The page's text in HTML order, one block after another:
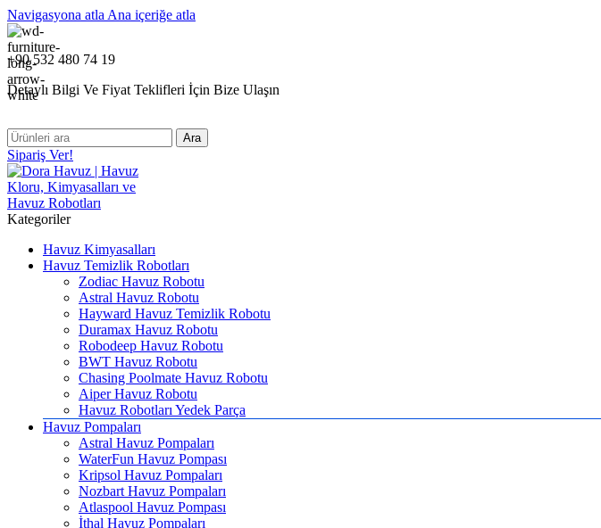
Navigasyona atla Ana içeriğe atla
+90 532 480 74 19
Detaylı Bilgi Ve Fiyat Teklifleri İçin Bize Ulaşın
Ara
Sipariş Ver!
Kategoriler
Havuz Kimyasalları
Havuz Temizlik Robotları
Zodiac Havuz Robotu
Astral Havuz Robotu
Hayward Havuz Temizlik Robotu
Duramax Havuz Robotu
Robodeep Havuz Robotu
BWT Havuz Robotu
Chasing Poolmate Havuz Robotu
Aiper Havuz Robotu
Havuz Robotları Yedek Parça
Havuz Pompaları
Astral Havuz Pompaları
WaterFun Havuz Pompası
Kripsol Havuz Pompaları
Nozbart Havuz Pompaları
Atlaspool Havuz Pompası
İthal Havuz Pompaları